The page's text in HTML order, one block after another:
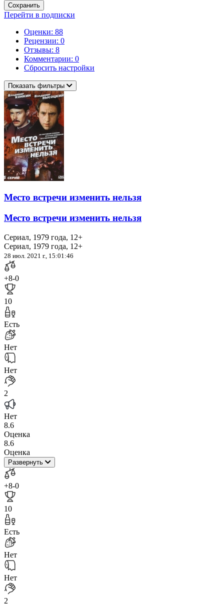
Сохранить
Перейти в подписки
Оценки: 88
Рецензии: 0
Отзывы: 8
Комментарии: 0
Сбросить настройки
Показать фильтры
Место встречи изменить нельзя
Место встречи изменить нельзя
Сериал, 1979 года, 12+
Сериал, 1979 года, 12+
28 июл. 2021 г., 15:01:46
+8-0
10
Есть
Нет
Нет
2
Нет
8.6
Оценка
8.6
Оценка
Развернуть
+8-0
10
Есть
Нет
Нет
2